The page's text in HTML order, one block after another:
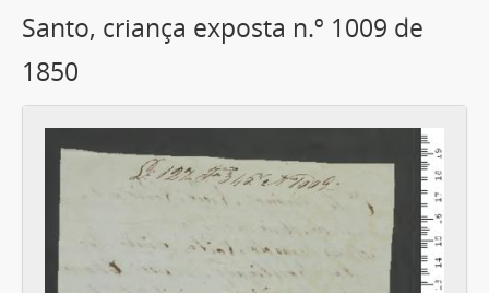
Santo, criança exposta n.º 1009 de
1850